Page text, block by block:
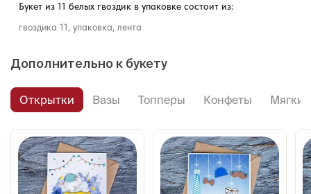
Букет из 11 белых гвоздик в упаковке состоит из:
гвоздика 11, упаковка, лента
Дополнительно к букету
Открытки Вазы Топперы Конфеты